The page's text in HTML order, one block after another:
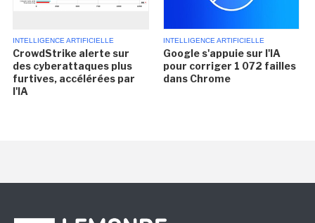
INTELLIGENCE ARTIFICIELLE
CrowdStrike alerte sur
des cyberattaques plus
furtives, accélérées par
l'IA
INTELLIGENCE ARTIFICIELLE
Google s'appuie sur l'IA
pour corriger 1 072 failles
dans Chrome